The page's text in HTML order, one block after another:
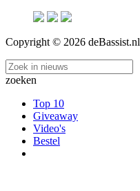
Copyright © 2026 deBassist.nl
zoeken
Top 10
Giveaway
Video's
Bestel